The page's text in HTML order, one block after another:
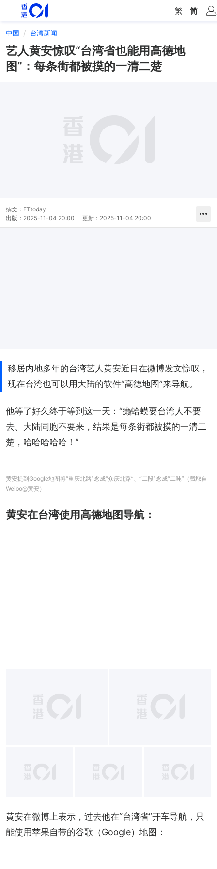
繁 简
中国 台湾新闻
艺人黄安惊叹“台湾省也能用高德地
图”：每条街都被摸的一清二楚
撰文： ETtoday
出版： 2025-11-04 20:00 更新： 2025-11-04 20:00
移居内地多年的台湾艺人黄安近日在微博发文惊叹，
现在台湾也可以用大陆的软件“高德地图”来导航。
他等了好久终于等到这一天：“癞蛤蟆要台湾人不要
去、大陆同胞不要来，结果是每条街都被摸的一清二
楚，哈哈哈哈哈！”
黄安提到Google地图将“重庆北路”念成“众庆北路”、“二段”念成“二吨”（截取自
Weibo@黄安）
黄安在台湾使用高德地图导航：
+17
黄安在微博上表示，过去他在“台湾省”开车导航，只
能使用苹果自带的谷歌（Google）地图：